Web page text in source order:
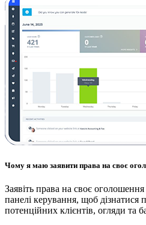
Чому я маю заявити права на своє
Заявіть права на своє
панелі керування, щоб дізнатися
потенційних клієнтів, огляди та